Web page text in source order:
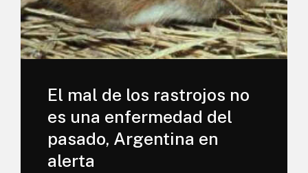
El mal de los rastrojos no
es una enfermedad del
pasado, Argentina en
alerta